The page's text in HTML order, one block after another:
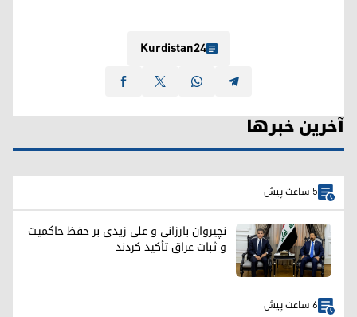
Kurdistan24
آخرین خبرها
5 ساعت پیش
نچیروان بارزانی و علی زیدی بر حفظ حاکمیت
و ثبات عراق تأکید کردند
6 ساعت پیش